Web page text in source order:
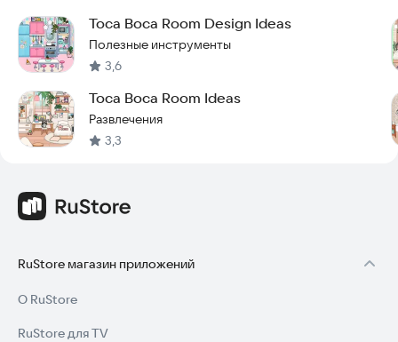
Toca Boca Room Design Ideas
Полезные инструменты
3,6
Toca Boca Room Ideas
Развлечения
3,3
RuStore магазин приложений
О RuStore
RuStore для TV